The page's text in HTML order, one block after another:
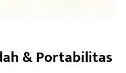
& Portabilitas